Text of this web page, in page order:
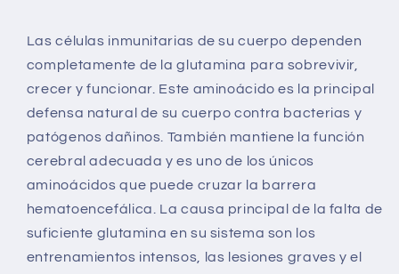
Las células inmunitarias de su cuerpo dependen
completamente de la glutamina para sobrevivir,
crecer y funcionar. Este aminoácido es la principal
defensa natural de su cuerpo contra bacterias y
patógenos dañinos. También mantiene la función
cerebral adecuada y es uno de los únicos
aminoácidos que puede cruzar la barrera
hematoencefálica. La causa principal de la falta de
suficiente glutamina en su sistema son los
entrenamientos intensos, las lesiones graves y el